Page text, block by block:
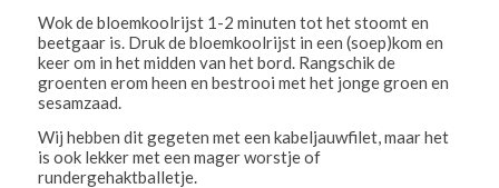
Wok de bloemkoolrijst 1-2 minuten tot het stoomt en
beetgaar is. Druk de bloemkoolrijst in een (soep)kom en
keer om in het midden van het bord. Rangschik de
groenten erom heen en bestrooi met het jonge groen en
sesamzaad.
Wij hebben dit gegeten met een kabeljauwfilet, maar het
is ook lekker met een mager worstje of
rundergehaktballetje.